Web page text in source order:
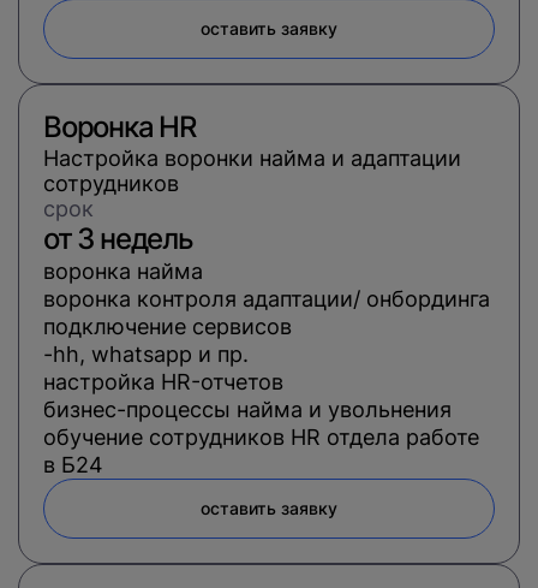
оставить заявку
Воронка HR
Настройка воронки найма и адаптации
сотрудников
cрок
от 3 недель
воронка найма
воронка контроля адаптации/ онбординга
подключение сервисов
hh, whatsapp и пр.
настройка HR-отчетов
бизнес-процессы найма и увольнения
обучение сотрудников HR отдела работе
в Б24
оставить заявку